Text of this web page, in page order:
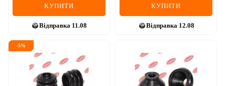
КУПИТИ
Відправка 11.08
КУПИТИ
Відправка 12.08
-5%